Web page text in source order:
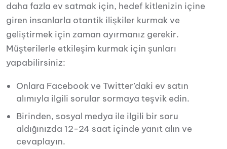
daha fazla ev satmak için, hedef kitlenizin içine
giren insanlarla otantik ilişkiler kurmak ve
geliştirmek için zaman ayırmanız gerekir.
Müşterilerle etkileşim kurmak için şunları
yapabilirsiniz:
Onlara Facebook ve Twitter’daki ev satın
alımıyla ilgili sorular sormaya teşvik edin.
Birinden, sosyal medya ile ilgili bir soru
aldığınızda 12-24 saat içinde yanıt alın ve
cevaplayın.